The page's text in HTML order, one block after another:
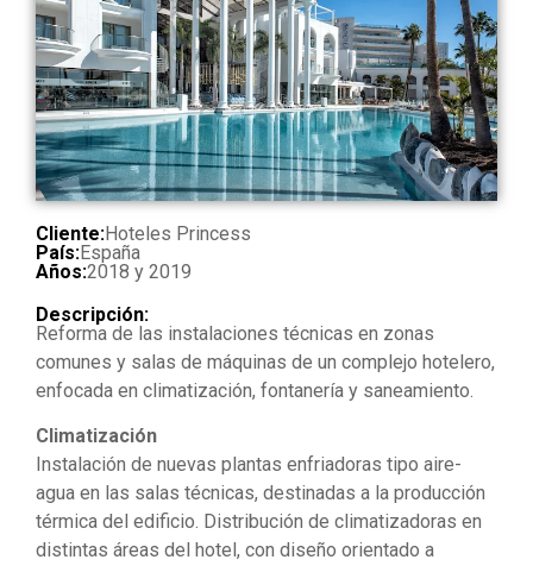
Cliente:Hoteles Princess
País:España
Años:2018 y 2019
Descripción:
Reforma de las instalaciones técnicas en zonas
comunes y salas de máquinas de un complejo hotelero,
enfocada en climatización, fontanería y saneamiento.
Climatización
Instalación de nuevas plantas enfriadoras tipo aire-
agua en las salas técnicas, destinadas a la producción
térmica del edificio. Distribución de climatizadoras en
distintas áreas del hotel, con diseño orientado a